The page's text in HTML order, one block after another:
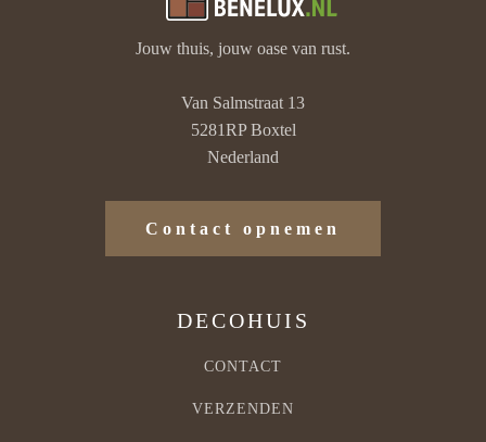
Jouw thuis, jouw oase van rust.
Van Salmstraat 13
5281RP Boxtel
Nederland
Contact opnemen
DECOHUIS
CONTACT
VERZENDEN